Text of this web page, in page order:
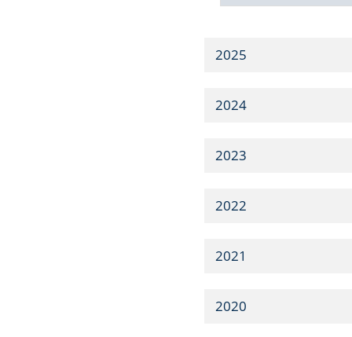
2025
2024
2023
2022
2021
2020